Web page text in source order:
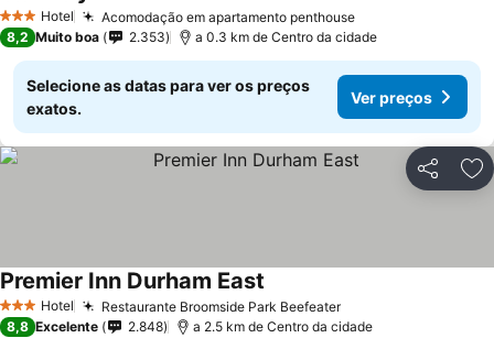
3 EstrelasHotel Acomodação em apartamento penthouse
8,2 Muito boa 2.353 a 0.3 km de Centro da cidade
Selecione as datas para ver os preços
exatos.
Ver preços
Partilhar
3 EstrelasHotel Restaurante Broomside Park Beefeater
Premier Inn Durham East
8,8 Excelente 2.848 a 2.5 km de Centro da cidade